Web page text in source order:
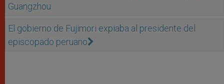
Guangzhou
El gobierno de Fujimori expiaba al presidente del
episcopado peruano